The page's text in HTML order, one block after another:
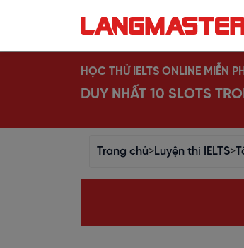
HỌC THỬ IELTS ONLINE MIỄN PHÍ
DUY NHẤT 10 SLOTS
Trang chủ>Luyện thi IELTS>